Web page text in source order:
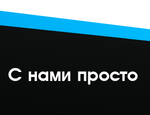
С нами просто